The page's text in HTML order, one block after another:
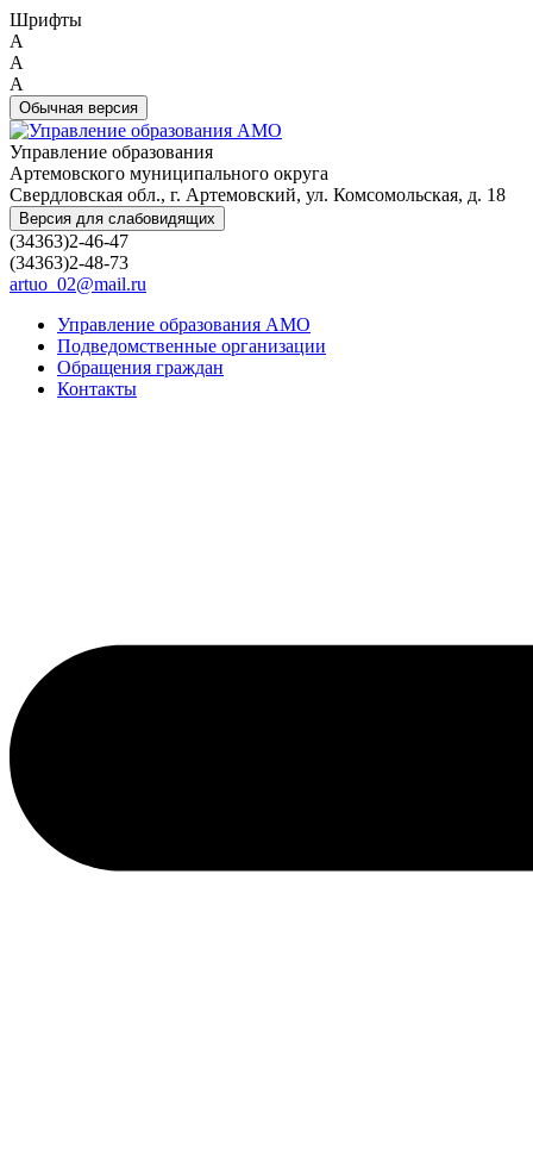
Шрифты
A
A
A
Обычная версия
Управление образования
Артемовского муниципального округа
Свердловская обл., г. Артемовский, ул. Комсомольская, д. 18
Версия для слабовидящих
(34363)2-46-47
(34363)2-48-73
artuo_02@mail.ru
Управление образования АМО
Подведомственные организации
Обращения граждан
Контакты